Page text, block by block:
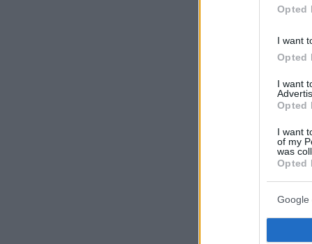
Opted
I want
Opted
I want
Opted
I want
of my
was
Opted
Google
Η